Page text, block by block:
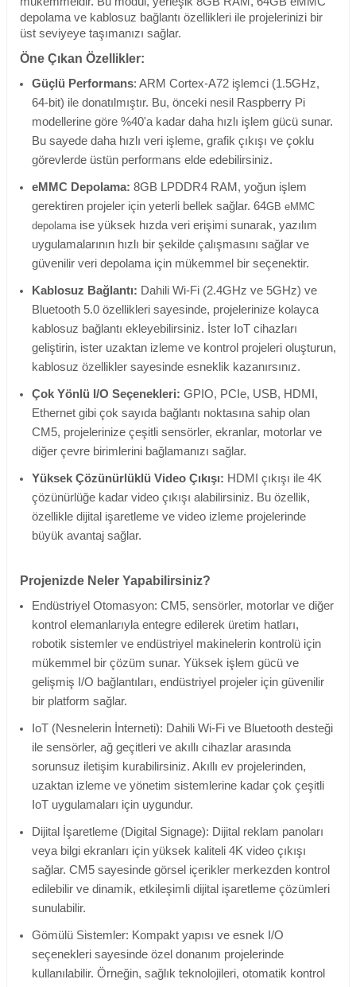
depolama ve kablosuz bağlantı özellikleri ile projelerinizi bir
üst seviyeye taşımanızı sağlar.
Öne Çıkan Özellikler:
Güçlü Performans: ARM Cortex-A72 işlemci (1.5GHz,
64-bit) ile donatılmıştır. Bu, önceki nesil Raspberry Pi
modellerine göre %40'a kadar daha hızlı işlem gücü sunar.
Bu sayede daha hızlı veri işleme, grafik çıkışı ve çoklu
görevlerde üstün performans elde edebilirsiniz.
eMMC Depolama: 8GB LPDDR4 RAM, yoğun işlem
gerektiren projeler için yeterli bellek sağlar. 64GB eMMC
depolama ise yüksek hızda veri erişimi sunarak, yazılım
uygulamalarının hızlı bir şekilde çalışmasını sağlar ve
güvenilir veri depolama için mükemmel bir seçenektir.
Kablosuz Bağlantı: Dahili Wi-Fi (2.4GHz ve 5GHz) ve
Bluetooth 5.0 özellikleri sayesinde, projelerinize kolayca
kablosuz bağlantı ekleyebilirsiniz. İster IoT cihazları
geliştirin, ister uzaktan izleme ve kontrol projeleri oluşturun,
kablosuz özellikler sayesinde esneklik kazanırsınız.
Çok Yönlü I/O Seçenekleri: GPIO, PCIe, USB, HDMI,
Ethernet gibi çok sayıda bağlantı noktasına sahip olan
CM5, projelerinize çeşitli sensörler, ekranlar, motorlar ve
diğer çevre birimlerini bağlamanızı sağlar.
Yüksek Çözünürlüklü Video Çıkışı: HDMI çıkışı ile 4K
çözünürlüğe kadar video çıkışı alabilirsiniz. Bu özellik,
özellikle dijital işaretleme ve video izleme projelerinde
büyük avantaj sağlar.
Projenizde Neler Yapabilirsiniz?
Endüstriyel Otomasyon: CM5, sensörler, motorlar ve diğer
kontrol elemanlarıyla entegre edilerek üretim hatları,
robotik sistemler ve endüstriyel makinelerin kontrolü için
mükemmel bir çözüm sunar. Yüksek işlem gücü ve
gelişmiş I/O bağlantıları, endüstriyel projeler için güvenilir
bir platform sağlar.
IoT (Nesnelerin İnterneti): Dahili Wi-Fi ve Bluetooth desteği
ile sensörler, ağ geçitleri ve akıllı cihazlar arasında
sorunsuz iletişim kurabilirsiniz. Akıllı ev projelerinden,
uzaktan izleme ve yönetim sistemlerine kadar çok çeşitli
IoT uygulamaları için uygundur.
Dijital İşaretleme (Digital Signage): Dijital reklam panoları
veya bilgi ekranları için yüksek kaliteli 4K video çıkışı
sağlar. CM5 sayesinde görsel içerikler merkezden kontrol
edilebilir ve dinamik, etkileşimli dijital işaretleme çözümleri
sunulabilir.
Gömülü Sistemler: Kompakt yapısı ve esnek I/O
seçenekleri sayesinde özel donanım projelerinde
kullanılabilir. Örneğin, sağlık teknolojileri, otomatik kontrol